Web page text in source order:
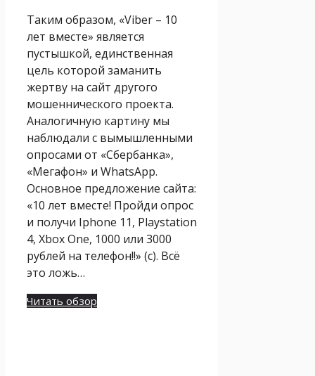
Таким образом, «Viber – 10
лет вместе» является
пустышкой, единственная
цель которой заманить
жертву на сайт другого
мошеннического проекта.
Аналогичную картину мы
наблюдали с вымышленными
опросами от «Сбербанка»,
«Мегафон» и WhatsApp.
Основное предложение сайта:
«10 лет вместе! Пройди опрос
и получи Iphone 11, Playstation
4, Xbox One, 1000 или 3000
рублей на телефон!!» (с). Всё
это ложь…
Читать обзор